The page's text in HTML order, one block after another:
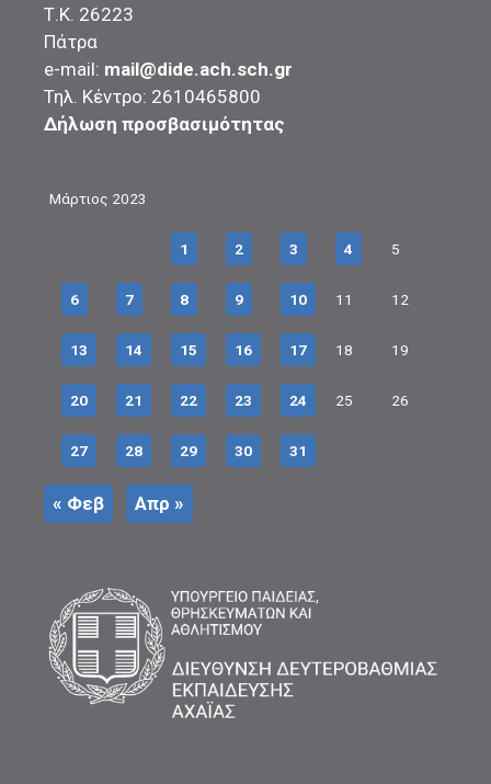
Τ.Κ. 26223
Πάτρα
e-mail: mail@dide.ach.sch.gr
Τηλ. Κέντρο: 2610465800
Δήλωση προσβασιμότητας
Μάρτιος 2023
1 2 3 4 5
6 7 8 9 10 11 12
13 14 15 16 17 18 19
20 21 22 23 24 25 26
27 28 29 30 31
« Φεβ Απρ »